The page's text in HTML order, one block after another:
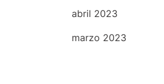
abril 2023
marzo 2023